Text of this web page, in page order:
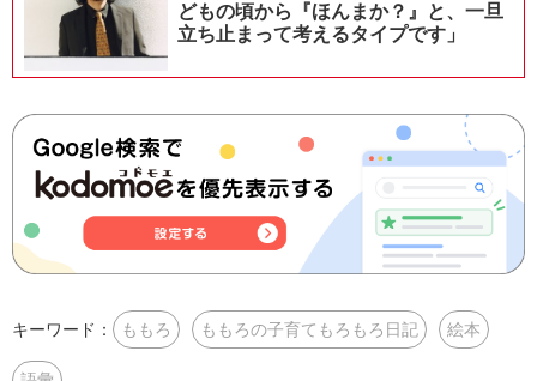
どもの頃から『ほんまか？』と、一旦
立ち止まって考えるタイプです」
キーワード： ももろ ももろの子育てもろもろ日記 絵本